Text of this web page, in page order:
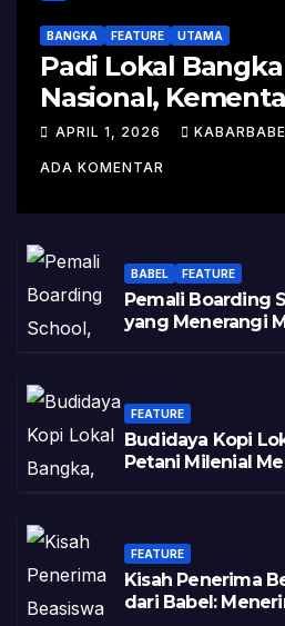
BANGKA FEATURE UTAMA
Padi Lokal
Nasional,
Kisah Sukses
Varietas
APRIL 1, 2026
ADA KOMENTAR
BABEL FEATURE
Pemali Boarding
yang Menerangi
FEATURE
Budidaya Kopi
Petani Milenial
FEATURE
Kisah Penerima
dari Babel: